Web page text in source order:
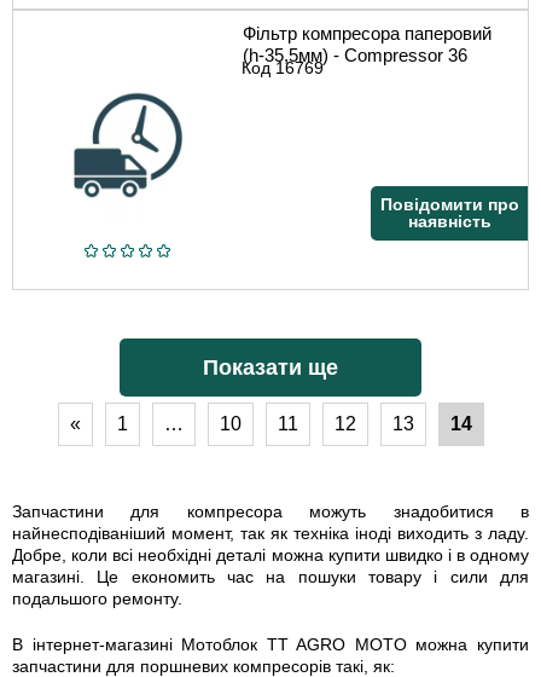
Код16769
Фільтр компресора паперовий
(h-35,5мм) - Compressor 36
Повідомити про
наявність
Показати ще
« 1 … 10 11 12 13 14
Запчастини для компресора можуть знадобитися в
найнесподіваніший момент, так як техніка іноді виходить з ладу.
Добре, коли всі необхідні деталі можна купити швидко і в одному
магазині. Це економить час на пошуки товару і сили для
подальшого ремонту.
В інтернет-магазині Мотоблок TT AGRO MOTO можна купити
запчастини для поршневих компресорів такі, як: